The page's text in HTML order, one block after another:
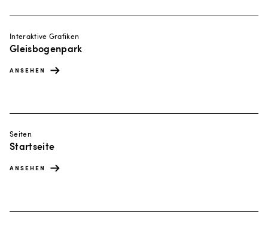
Interaktive Grafiken
Gleisbogenpark
ANSEHEN
Seiten
Startseite
ANSEHEN